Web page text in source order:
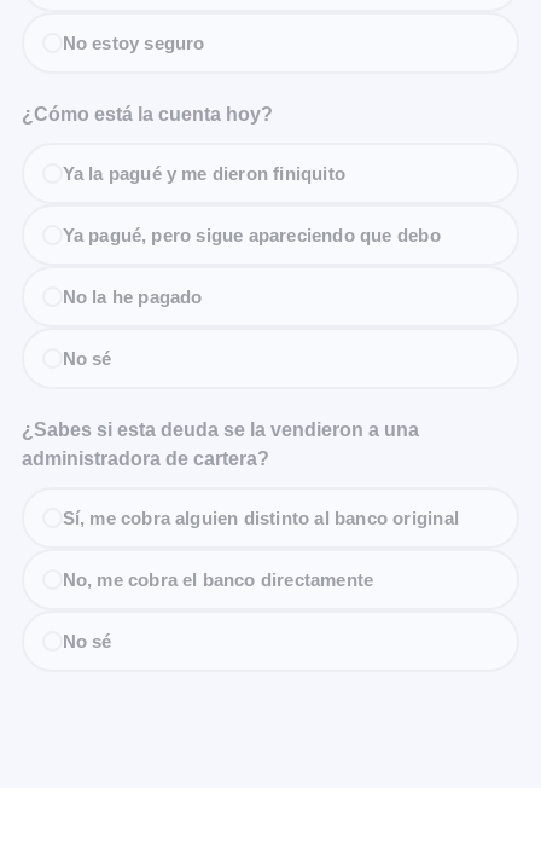
No estoy seguro
¿Cómo está la cuenta hoy?
Ya la pagué y me dieron finiquito
Ya pagué, pero sigue apareciendo que debo
No la he pagado
No sé
¿Sabes si esta deuda se la vendieron a una
administradora de cartera?
Sí, me cobra alguien distinto al banco original
No, me cobra el banco directamente
No sé